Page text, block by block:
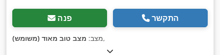
פנה התקשר
מצב: מצב טוב מאוד (משומש) ,